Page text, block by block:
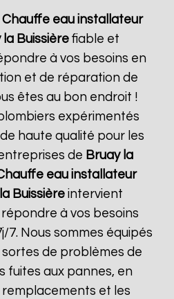
Chauffe eau installateur
la Buissièrefiable et
à vos besoins en
et de réparation de
êtes au bon endroit !
expérimentés
haute qualité pour les
de Bruay la
eau installateur
Buissière intervient
à vos besoins
7. Nous sommes équipés
de problèmes de
fuites aux pannes, en
et les